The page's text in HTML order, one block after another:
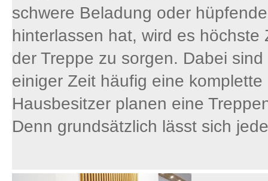
schwere Beladung oder
hinterlassen hat, wird es
der Treppe zu sorgen. Dabei
einiger Zeit häufig eine
Hausbesitzer planen eine
Denn grundsätzlich lässt sich